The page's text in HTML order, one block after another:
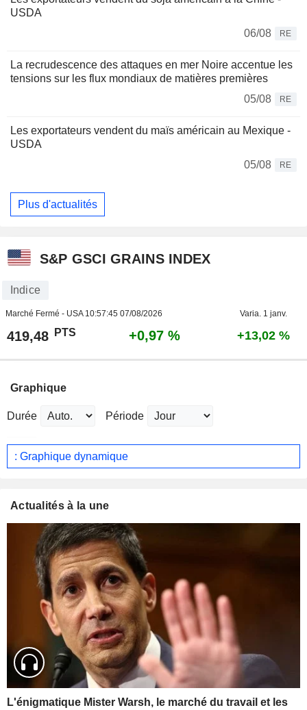
USDA
06/08
RE
La recrudescence des attaques en mer Noire accentue les
tensions sur les flux mondiaux de matières premières
05/08
RE
Les exportateurs vendent du maïs américain au Mexique -
USDA
05/08
RE
Plus d'actualités
S&P GSCI GRAINS INDEX
Indice
Marché Fermé - USA 10:57:45 07/08/2026 Varia. 1 janv.
419,48 PTS +0,97 % +13,02 %
Graphique
Durée Période
: Graphique dynamique
Actualités à la une
L'énigmatique Mister Warsh, le marché du travail et les